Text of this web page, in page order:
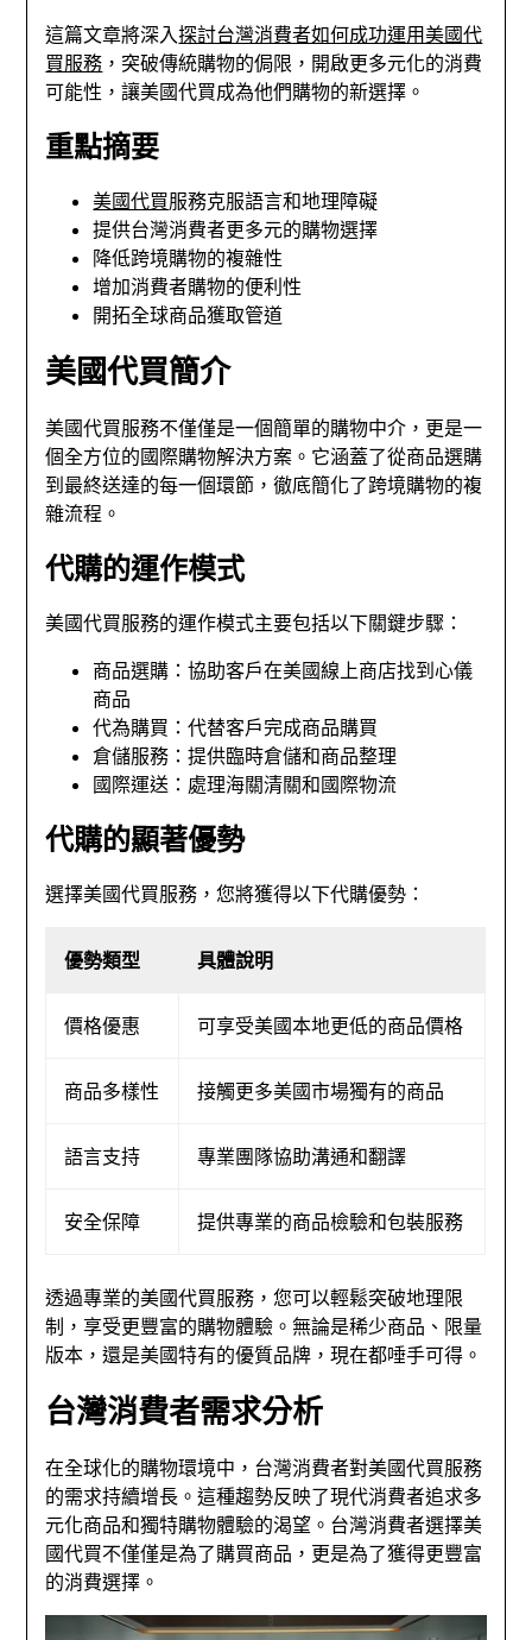
這篇文章將深入探討台灣消費者如何成功運用美國代
買服務 ，突破傳統購物的侷限，開啟更多元化的消費
可能性，讓美國代買成為他們購物的新選擇。
重點摘要
美國代買服務克服語言和地理障礙
提供台灣消費者更多元的購物選擇
降低跨境購物的複雜性
增加消費者購物的便利性
開拓全球商品獲取管道
美國代買簡介
美國代買服務不僅僅是一個簡單的購物中介，更是一
個全方位的國際購物解決方案。它涵蓋了從商品選購
到最終送達的每一個環節，徹底簡化了跨境購物的複
雜流程。
代購的運作模式
美國代買服務的運作模式主要包括以下關鍵步驟：
商品選購：協助客戶在美國線上商店找到心儀
商品
代為購買：代替客戶完成商品購買
倉儲服務：提供臨時倉儲和商品整理
國際運送：處理海關清關和國際物流
代購的顯著優勢
選擇美國代買服務，您將獲得以下代購優勢：
優勢類型 具體說明
價格優惠 可享受美國本地更低的商品價格
商品多樣性 接觸更多美國市場獨有的商品
語言支持 專業團隊協助溝通和翻譯
安全保障 提供專業的商品檢驗和包裝服務
透過專業的美國代買服務，您可以輕鬆突破地理限
制，享受更豐富的購物體驗。無論是稀少商品、限量
版本，還是美國特有的優質品牌，現在都唾手可得。
台灣消費者需求分析
在全球化的購物環境中，台灣消費者對美國代買服務
的需求持續增長。這種趨勢反映了現代消費者追求多
元化商品和獨特購物體驗的渴望。台灣消費者選擇美
國代買不僅僅是為了購買商品，更是為了獲得更豐富
的消費選擇。